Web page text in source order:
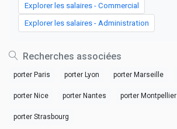
Explorer les salaires - Commercial
Explorer les salaires - Administration
Recherches associées
porter Paris porter Lyon porter Marseille
porter Nice porter Nantes porter Montpellier
porter Strasbourg